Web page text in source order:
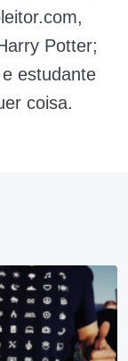
Potter;
estudante
coisa.